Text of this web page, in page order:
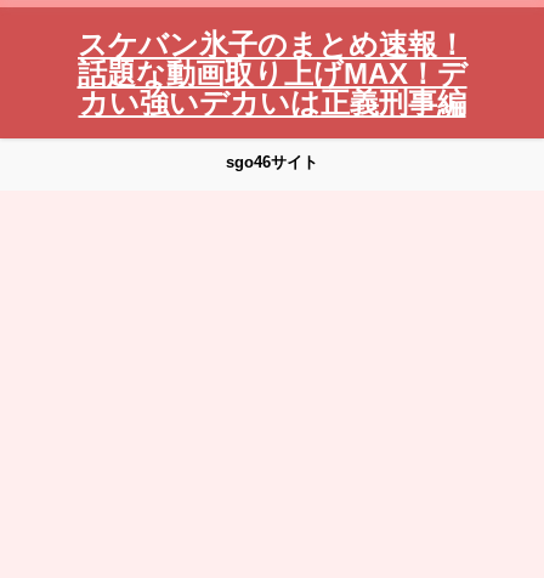
スケバン氷子のまとめ速報！
話題な動画取り上げMAX！デ
カい強いデカいは正義刑事編
sgo46サイト